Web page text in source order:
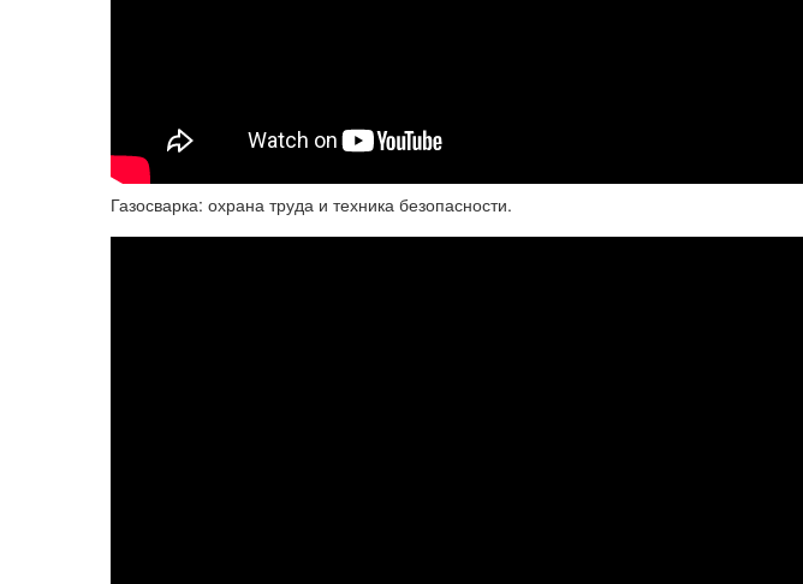
Газосварка: охрана труда и техника безопасности.